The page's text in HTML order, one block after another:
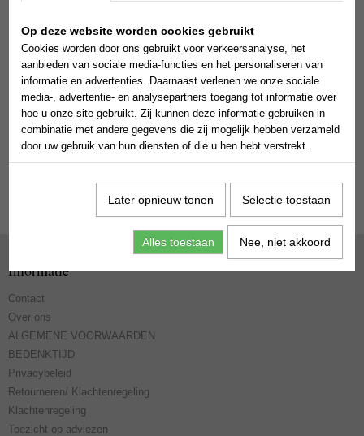
Telefoon
Bestelnummer
Reden van
Verstuur »
Informatie
Contact
Over ons
ALGEMENE VOORWAARDEN
BEDENKTIJD
Privacybeleid
Retourneren/ Klachtenregeling
Klachtenregeling
Toezicht op adviezen
Op deze website worden cookies gebruikt
Cookies worden door ons gebruikt voor verkeersanalyse, het
aanbieden van sociale media-functies en het personaliseren van
informatie en advertenties. Daarnaast verlenen we onze sociale
media-, advertentie- en analysepartners toegang tot informatie over
hoe u onze site gebruikt. Zij kunnen deze informatie gebruiken in
combinatie met andere gegevens die zij mogelijk hebben verzameld
door uw gebruik van hun diensten of die u hen hebt verstrekt.
Later opnieuw tonen Selectie toestaan
Alles toestaan Nee, niet akkoord